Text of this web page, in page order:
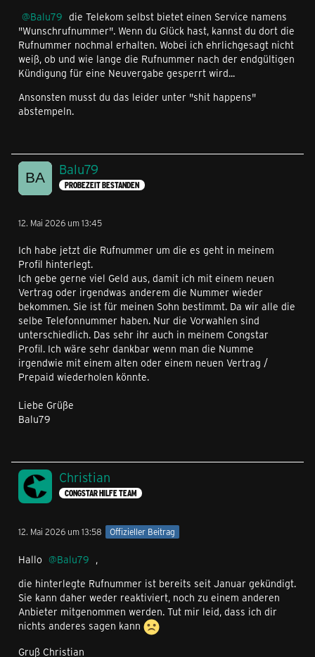
Balu79 die Telekom selbst bietet einen Service namens
"Wunschrufnummer". Wenn du Glück hast, kannst du dort die
Rufnummer nochmal erhalten. Wobei ich ehrlichgesagt nicht
weiß, ob und wie lange die Rufnummer nach der endgültigen
Kündigung für eine Neuvergabe gesperrt wird...
Ansonsten musst du das leider unter "shit happens"
abstempeln.
Balu79
PROBEZEIT BESTANDEN
12. Mai 2026 um 13:45
Ich habe jetzt die Rufnummer um die es geht in meinem
Profil hinterlegt.
Ich gebe gerne viel Geld aus, damit ich mit einem neuen
Vertrag oder irgendwas anderem die Nummer wieder
bekommen. Sie ist für meinen Sohn bestimmt. Da wir alle die
selbe Telefonnummer haben. Nur die Vorwahlen sind
unterschiedlich. Das sehr ihr auch in meinem Congstar
Profil. Ich wäre sehr dankbar wenn man die Numme
irgendwie mit einem alten oder einem neuen Vertrag /
Prepaid wiederholen könnte.
Liebe Grüße
Balu79
Christian
CONGSTAR HILFE TEAM
12. Mai 2026 um 13:58 Offizieller Beitrag
Hallo Balu79 ,
die hinterlegte Rufnummer ist bereits seit Januar gekündigt.
Sie kann daher weder reaktiviert, noch zu einem anderen
Anbieter mitgenommen werden. Tut mir leid, dass ich dir
nichts anderes sagen kann
Gruß Christian